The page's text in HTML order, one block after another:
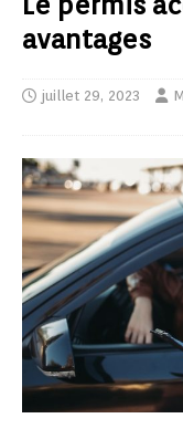
avantages
juillet 29, 2023